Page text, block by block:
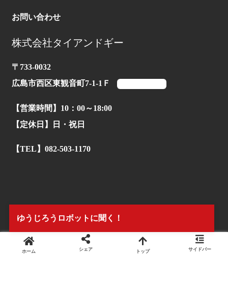
お問い合わせ
株式会社タイアンドギー
〒733-0032
広島市西区東観音町7-1-1Ｆ
【営業時間】10：00～18:00
【定休日】日・祝日
【TEL】082-503-1170
株式会社タイアンドギー
ホーム シェア トップ サイドバー
ゆうじろうロボットに聞く！